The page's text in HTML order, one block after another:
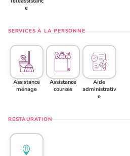
e
SERVICES À LA PERSONNE
Assistance
ménage
Assistance
courses
Aide
administrativ
e
RESTAURATION